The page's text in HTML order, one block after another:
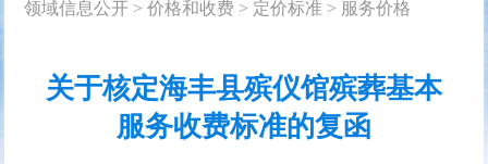
领域信息公开 >价格和收费 > 定价标准 > 服务价格
关于核定海丰县殡仪馆殡葬基本
服务收费标准的复函